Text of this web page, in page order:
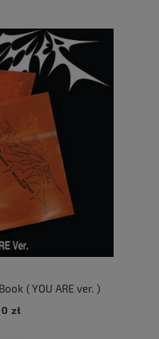
( YOU ARE ver. )
zł